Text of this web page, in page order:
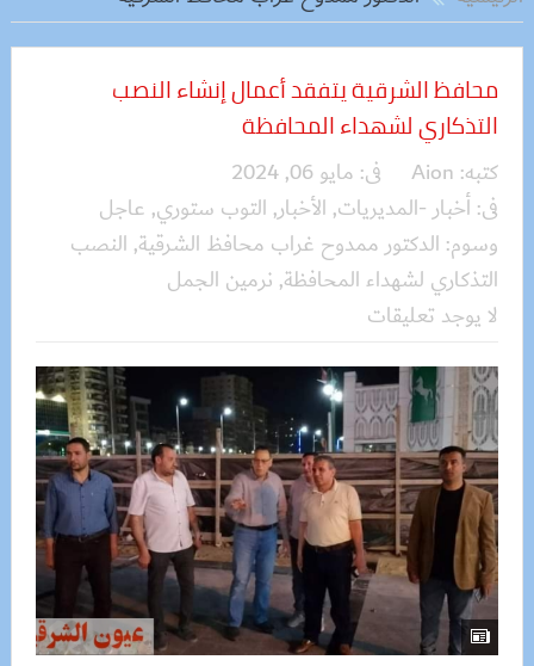
محافظ الشرقية يتفقد أعمال إنشاء النصب
التذكاري لشهداء المحافظة
كتبه: Aion فى: مايو 06, 2024
فى:أخبار -المديريات, الأخبار, التوب ستوري, عاجل
وسوم: الدكتور ممدوح غراب محافظ الشرقية, النصب
التذكاري لشهداء المحافظة, نرمين الجمل
لا يوجد تعليقات